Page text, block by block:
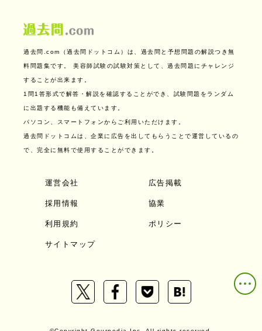
過去問.com（過去問ドットコム）は、過去問と予想問題の解説つき無
料問題集です。 美容師試験の試験対策として、過去問題にチャレンジ
することが出来ます。
1問1答形式で解答・解説を確認することができ、試験問題をランダム
に出題する機能も備えています。
パソコン、スマートフォンからご利用いただけます。
過去問ドットコムは、企業に広告を出してもらうことで運営しているの
で、完全に無料で使用することができます。
運営会社 広告掲載
採用情報 協業
利用規約 ポリシー
サイトマップ